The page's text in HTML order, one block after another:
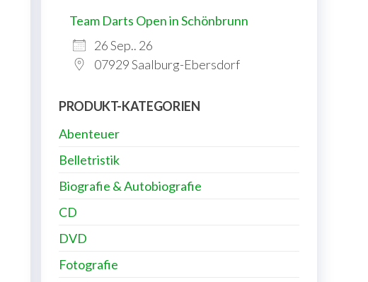
Team Darts Open in Schönbrunn
26 Sep.. 26
07929 Saalburg-Ebersdorf
PRODUKT-KATEGORIEN
Abenteuer
Belletristik
Biografie & Autobiografie
CD
DVD
Fotografie